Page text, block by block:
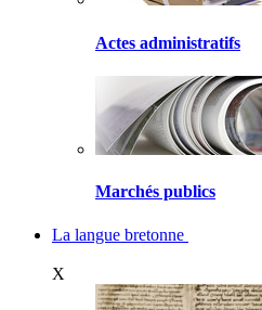
Actes administratifs
Marchés publics
La langue bretonne
X